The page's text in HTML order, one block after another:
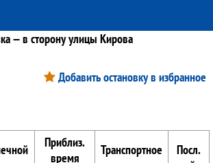
— в сторону улицы Кирова
Добавить остановку в избранное
Приблиз.
время
Транспортное
Посл.